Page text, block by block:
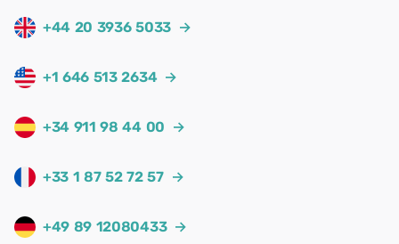
+44 20 3936 5033 →
+1 646 513 2634 →
+34 911 98 44 00 →
+33 1 87 52 72 57 →
+49 89 12080433 →